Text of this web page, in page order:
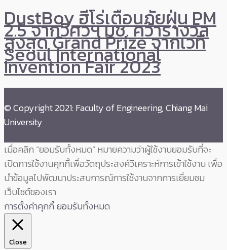
DustBoy ฮีโร่เตือนภัยฝุ่น PM
2.5 จากวิศวฯ มช. คว้ารางวัล
สูงสุด Grand Prize จากเวที
Seoul International
Invention Fair 2023
© Copyright 2021: Faculty of Engineering, Chiang Mai
University
เมื่อคลิก “ยอมรับทั้งหมด” หมายความว่าผู้ใช้งานยอมรับที่จะ
เปิดการใช้งานคุกกี้เพื่อวัตถุประสงค์วิเคราะห์การเข้าใช้งาน เพื่อ
นำข้อมูลไปพัฒนาประสบการณ์การใช้งานจากการเยี่ยมชม
เว็บไซต์ของเรา
การตั้งค่าคุกกี้ยอมรับทั้งหมด
Close